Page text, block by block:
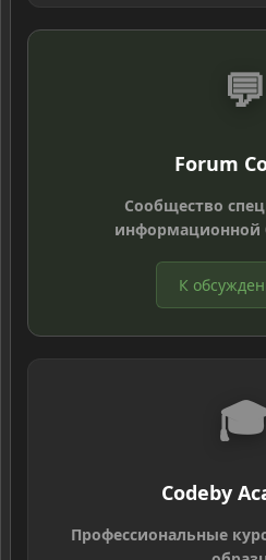
💬
Forum
Сообщество
информационной
К
Codeby
Профессиональные